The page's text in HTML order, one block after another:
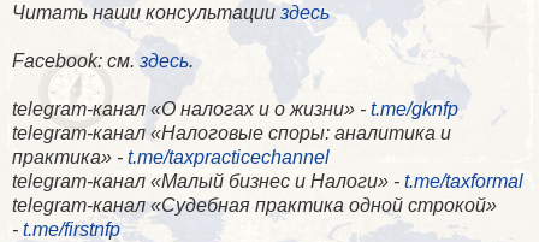
Читать наши консультацииздесь
Facebook: см. здесь.
telegram-канал «О налогах и о жизни» - t.me/gknfp
telegram-канал «Налоговые споры: аналитика и
практика» - t.me/taxpracticechannel
telegram-канал «Малый бизнес и Налоги» - t.me/taxformal
telegram-канал «​Судебная практика одной строкой»
- t.me/firstnfp